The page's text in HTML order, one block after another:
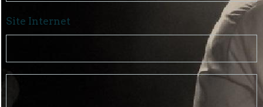
Site Internet